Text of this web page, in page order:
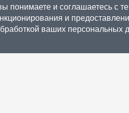
понимаете и соглашаетесь с
и
ваших